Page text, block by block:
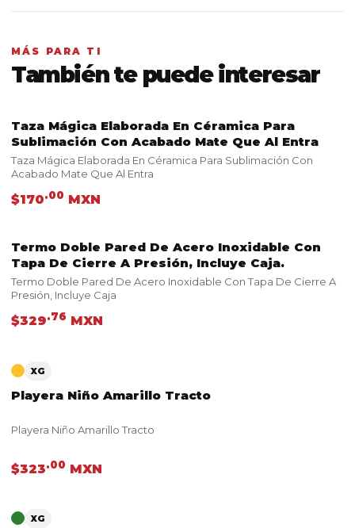
MÁS PARA TI
También te puede interesar
VER PRODUCTO
Taza Mágica Elaborada En Céramica Para
Sublimación Con Acabado Mate Que Al Entra
Taza Mágica Elaborada En Céramica Para Sublimación Con
Acabado Mate Que Al Entra
$170.00 MXN
VER PRODUCTO
Termo Doble Pared De Acero Inoxidable Con
Tapa De Cierre A Presión, Incluye Caja.
Termo Doble Pared De Acero Inoxidable Con Tapa De Cierre A
Presión, Incluye Caja
$329.76 MXN
VER PRODUCTO
XG
Playera Niño Amarillo Tracto
Playera Niño Amarillo Tracto
$323.00 MXN
VER PRODUCTO
XG